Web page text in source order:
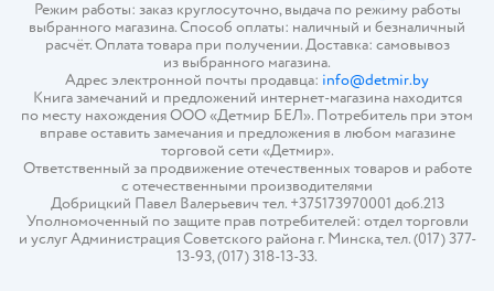
Режим работы: заказ круглосуточно, выдача по режиму работы
выбранного магазина. Способ оплаты: наличный и безналичный
расчёт. Оплата товара при получении. Доставка: самовывоз
из выбранного магазина.
Адрес электронной почты продавца: info@detmir.by
Книга замечаний и предложений интернет-магазина находится
по месту нахождения ООО «Детмир БЕЛ». Потребитель при этом
вправе оставить замечания и предложения в любом магазине
торговой сети «Детмир».
Ответственный за продвижение отечественных товаров и работе
с отечественными производителями
Добрицкий Павел Валерьевич тел. +375173970001 доб.213
Уполномоченный по защите прав потребителей: отдел торговли
и услуг Администрация Советского района г. Минска, тел. (017) 377-
13-93, (017) 318-13-33.